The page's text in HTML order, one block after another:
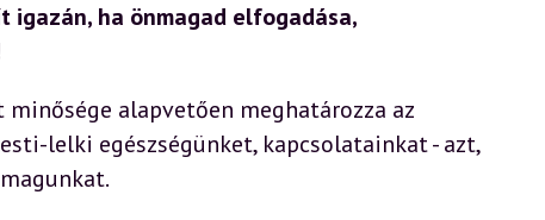
igazán, ha önmagad elfogadása,
alapvetően meghatározza az
lelki egészségünket, kapcsolatainkat - azt,